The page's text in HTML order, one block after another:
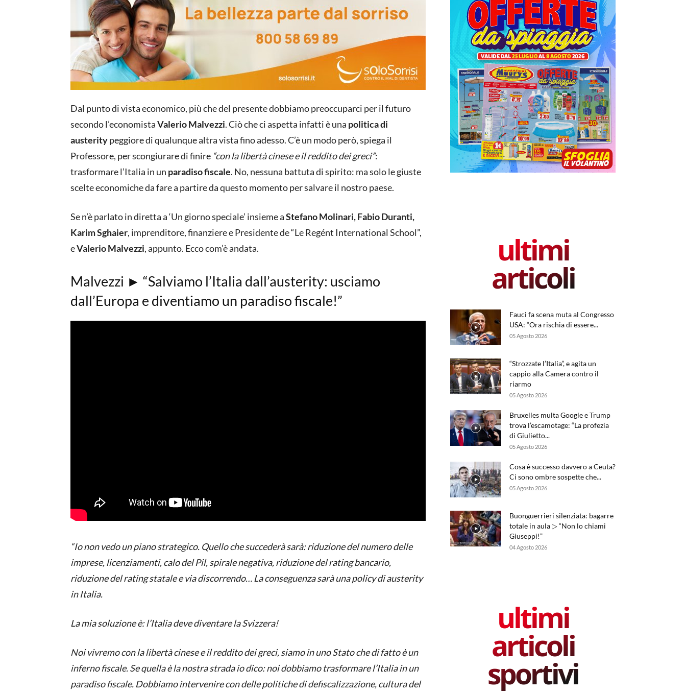
Dal punto di vista economico, più che del presente dobbiamo preoccuparci per il futuro
secondo l’economistaValerio Malvezzi. Ciò che ci aspetta infatti è una politica di
austeritypeggiore di qualunque altra vista fino adesso. C’è un modo però, spiega il
Professore, per scongiurare di finire “con la libertà cinese e il reddito dei greci”:
trasformare l’Italia in un paradiso fiscale. No, nessuna battuta di spirito: ma solo le giuste
scelte economiche da fare a partire da questo momento per salvare il nostro paese.
Se n’è parlato in diretta a ‘Un giorno speciale’ insieme aStefano Molinari, Fabio Duranti,
Karim Sghaier, imprenditore, finanziere e Presidente de “Le Regént International School”,
eValerio Malvezzi, appunto. Ecco com’è andata.
Malvezzi ► “Salviamo l’Italia dall’austerity: usciamo
dall’Europa e diventiamo un paradiso fiscale!”
“Io non vedo un piano strategico. Quello che succederà sarà: riduzione del numero delle
imprese, licenziamenti, calo del Pil, spirale negativa, riduzione del rating bancario,
riduzione del rating statale e via discorrendo… La conseguenza sarà una policy di austerity
in Italia.
La mia soluzione è: l’Italia deve diventare la Svizzera!
Noi vivremo con la libertà cinese e il reddito dei greci, siamo in uno Stato che di fatto è un
inferno fiscale. Se quella è la nostra strada io dico: noi dobbiamo trasformare l’Italia in un
paradiso fiscale. Dobbiamo intervenire con delle politiche di defiscalizzazione, cultura del
ultimi
articoli
Fauci fa scena muta al Congresso
USA: “Ora rischia di essere...
05 Agosto 2026
“Strozzate l’Italia”, e agita un
cappio alla Camera contro il
riarmo
05 Agosto 2026
Bruxelles multa Google e Trump
trova l’escamotage: “La profezia
di Giulietto...
05 Agosto 2026
Cosa è successo davvero a Ceuta?
Ci sono ombre sospette che...
05 Agosto 2026
Buonguerrieri silenziata: bagarre
totale in aula ▷ “Non lo chiami
Giuseppi!”
04 Agosto 2026
ultimi
articoli
sportivi